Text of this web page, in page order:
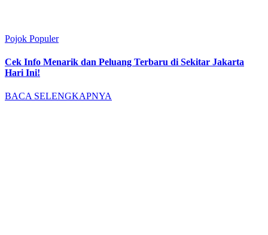
Pojok Populer
Cek Info Menarik dan Peluang Terbaru di Sekitar Jakarta
Hari Ini!
BACA SELENGKAPNYA